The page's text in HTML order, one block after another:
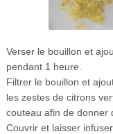
Verser le bouillon et
pendant 1 heure.
Filtrer le bouillon et
les zestes de citrons
couteau afin de donner
Couvrir et laisser infuser.